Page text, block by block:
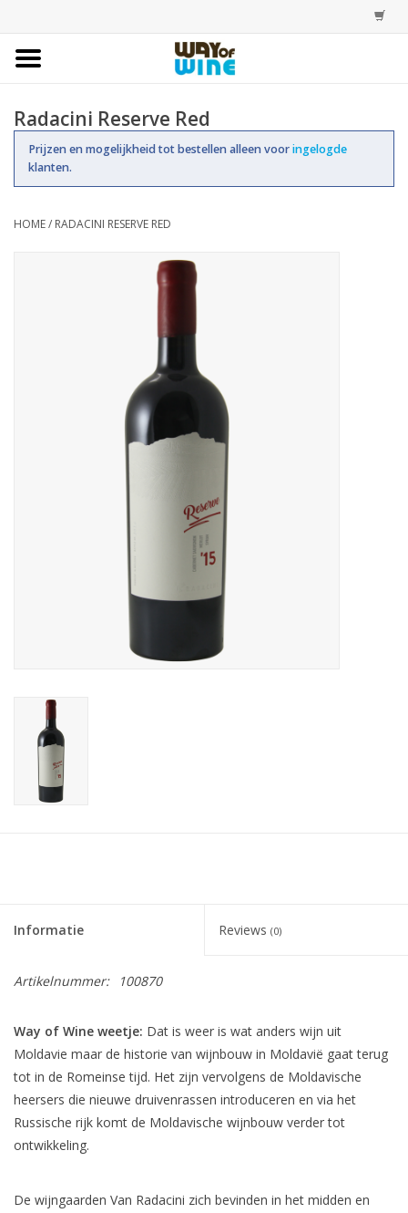
Bestellingen
Assortiment
Radacini Reserve Red
Prijzen en mogelijkheid tot bestellen alleen vooringelogde
klanten.
HOME/ RADACINI RESERVE RED
Informatie Reviews (0)
Artikelnummer: 100870
Way of Wine weetje: Dat is weer is wat anders wijn uit
Moldavie maar de historie van wijnbouw in Moldavië gaat terug
tot in de Romeinse tijd. Het zijn vervolgens de Moldavische
heersers die nieuwe druivenrassen introduceren en via het
Russische rijk komt de Moldavische wijnbouw verder tot
ontwikkeling.
De wijngaarden Van Radacini zich bevinden in het midden en